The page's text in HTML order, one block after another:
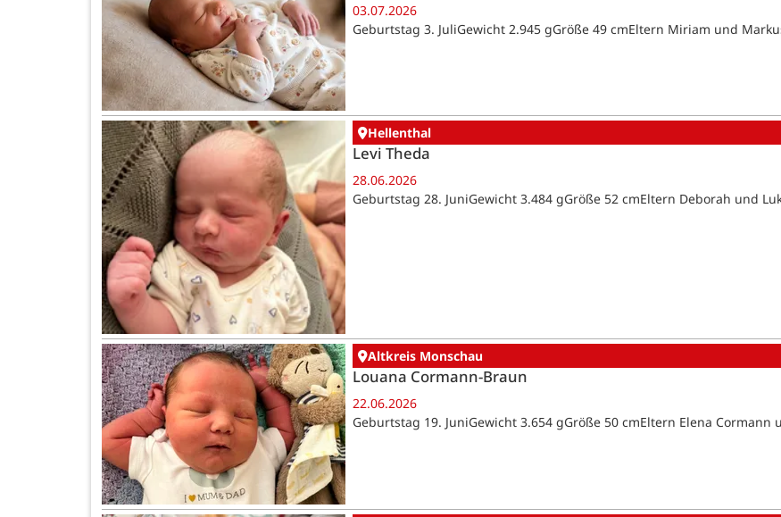
03.07.2026
Geburtstag 3. JuliGewicht 2.945 gGröße 49 cmEltern Miriam und
Hellenthal
Levi Theda
28.06.2026
Geburtstag 28. JuniGewicht 3.484 gGröße 52 cmEltern Deborah und
Altkreis Monschau
Louana Cormann-Braun
22.06.2026
Geburtstag 19. JuniGewicht 3.654 gGröße 50 cmEltern Elena